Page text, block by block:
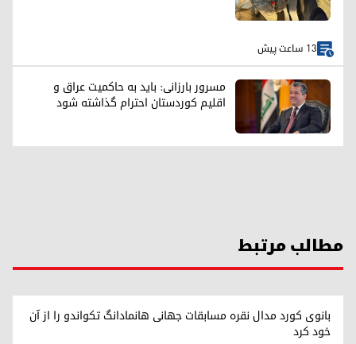
13 ساعت پیش
مسرور بارزانی: باید به حاکمیت عراق و
اقلیم کوردستان احترام گذاشته شود
مطالب مرتبط
بانوی کورد مدال نقره مسابقات جهانی هانمادانگ تکواندو را از آن
خود کرد